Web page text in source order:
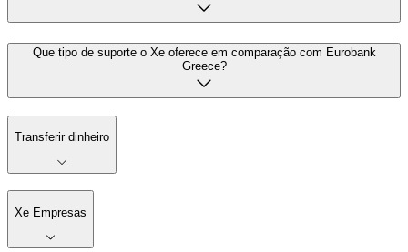
Que tipo de suporte o Xe oferece em comparação com Eurobank
Greece?
Transferir dinheiro
Xe Empresas